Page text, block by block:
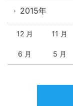
2015年
12 月 11 月
6 月 5 月